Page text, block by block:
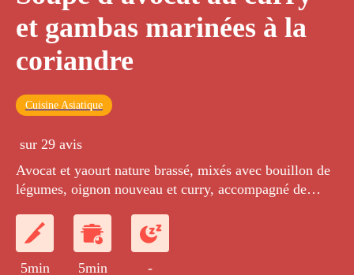
et gambas marinées à la
coriandre
Cuisine Asiatique
sur 29 avis
Avocat et yaourt nature brassé, mixés avec bouillon de
légumes, oignon nouveau et curry, accompagné de
assaisonnées de piment d'Espelette et fleur de sel.
5min 5min -